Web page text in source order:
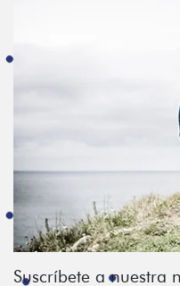
Suscríbete a nuestra